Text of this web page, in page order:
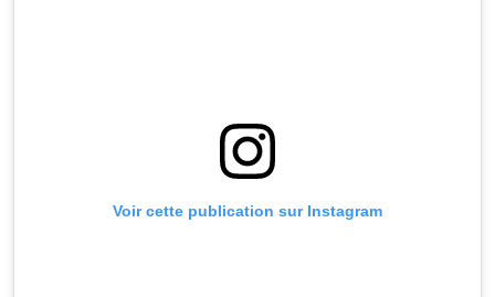
Voir cette publication sur Instagram